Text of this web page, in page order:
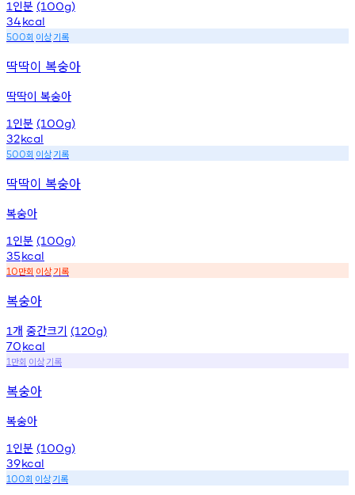
1 인분 (100g)
34kcal
500회 이상기록
딱딱이 복숭아
딱딱이 복숭아
1 인분 (100g)
32kcal
500회 이상기록
딱딱이 복숭아
복숭아
1 인분 (100g)
35kcal
10만회 이상기록
복숭아
1 개 중간크기 (120g)
70kcal
1 만회 이상기록
복숭아
복숭아
1 인분 (100g)
39kcal
100회 이상기록